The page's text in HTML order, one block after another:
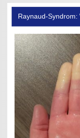
Raynaud-